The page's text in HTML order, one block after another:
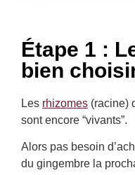
Étape 1 :
bien
Les rhizomes (racine)
sont encore “vivants”.
Alors pas besoin
du gingembre la